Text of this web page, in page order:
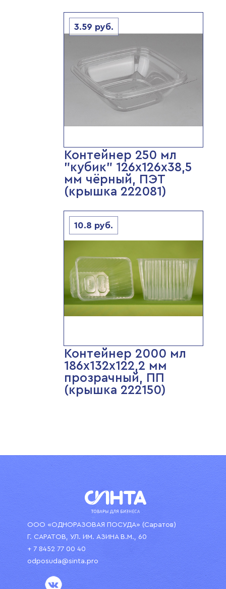
3.59 руб.
Контейнер 250 мл
"кубик" 126х126х38,5
мм чёрный, ПЭТ
(крышка 222081)
10.8 руб.
Контейнер 2000 мл
186х132х122,2 мм
прозрачный, ПП
(крышка 222150)
ООО «ОДНОРАЗОВАЯ ПОСУДА» (Саратов)
Г. САРАТОВ, УЛ. ИМ. АЗИНА В.М., 60
+ 7 8452 77 00 40
odposuda@sinta.pro